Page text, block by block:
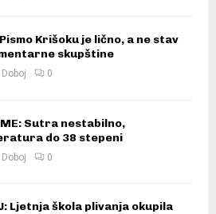
Krišoku je lično, a ne stav
skupštine
Doboj 0
Sutra nestabilno,
do 38 stepeni
Doboj 0
Ljetnja škola plivanja okupila